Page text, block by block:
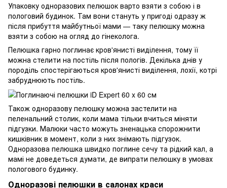
Упаковку одноразових пелюшок варто взяти з собою і в
пологовий будинок. Там вони стануть у пригоді одразу ж
після прибуття майбутньої мами — таку пелюшку можна
взяти з собою на огляд до гінеколога.
Пелюшка гарно поглинає кров'янисті виділення, тому її
можна стелити на постіль після пологів. Декілька днів у
породіль спостерігаються кров'янисті виділення, лохії, котрі
забруднюють постіль.
Також одноразову пелюшку можна застелити на
пеленальний столик, коли мама тільки вчиться міняти
підгузки. Малюки часто можуть зненацька спорожнити
кишківник в момент, коли з них знімають підгузок.
Одноразова пелюшка швидко поглине сечу та рідкий кал, а
мамі не доведеться думати, де випрати пелюшку в умовах
пологового будинку.
Одноразові пелюшки в салонах краси